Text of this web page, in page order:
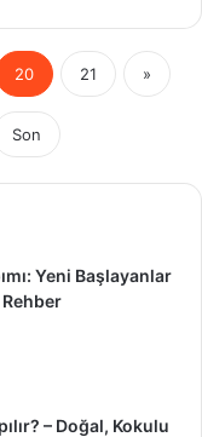
20 21 »
Son
Yeni Başlayanlar
– Doğal, Kokulu